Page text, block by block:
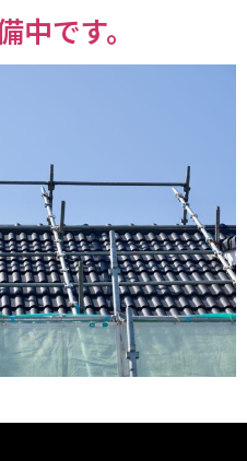
です。